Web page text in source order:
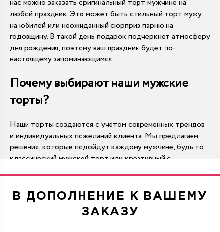
нас можно заказать оригинальный торт мужчине на
любой праздник. Это может быть стильный торт мужу
на юбилей или неожиданный сюрприз парню на
годовщину. В такой день подарок подчеркнет атмосферу
дня рождения, поэтому ваш праздник будет по-
настоящему запоминающимся.
Почему выбирают наши мужские
торты?
Наши торты создаются с учётом современных трендов
и индивидуальных пожеланий клиента. Мы предлагаем
решения, которые подойдут каждому мужчине, будь то
классический мужской торт или креативный с
вкус. Многие клиенты возвращаются к нам, чтобы
порадовать мужа или близкого человека качественным
десертом. Авторские торты отличаются аккуратной
В ДОПОЛНЕНИЕ К ВАШЕМУ
ЗАКАЗУ